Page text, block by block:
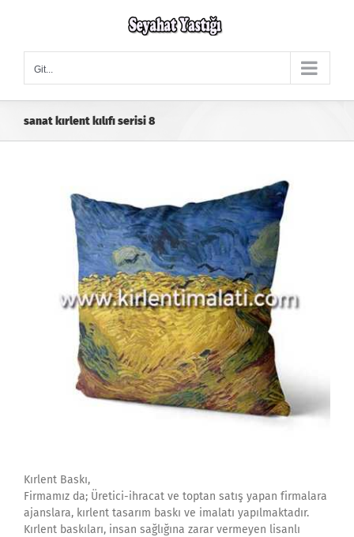
Git...
sanat kırlent kılıfı serisi 8
Kırlent Baskı,
Firmamız da; Üretici-ihracat ve toptan satış yapan firmalara
ajanslara, kırlent tasarım baskı ve imalatı yapılmaktadır.
Kırlent baskıları, insan sağlığına zarar vermeyen lisanlı